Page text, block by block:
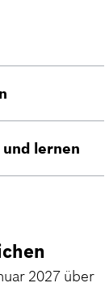
lernen
2027 über